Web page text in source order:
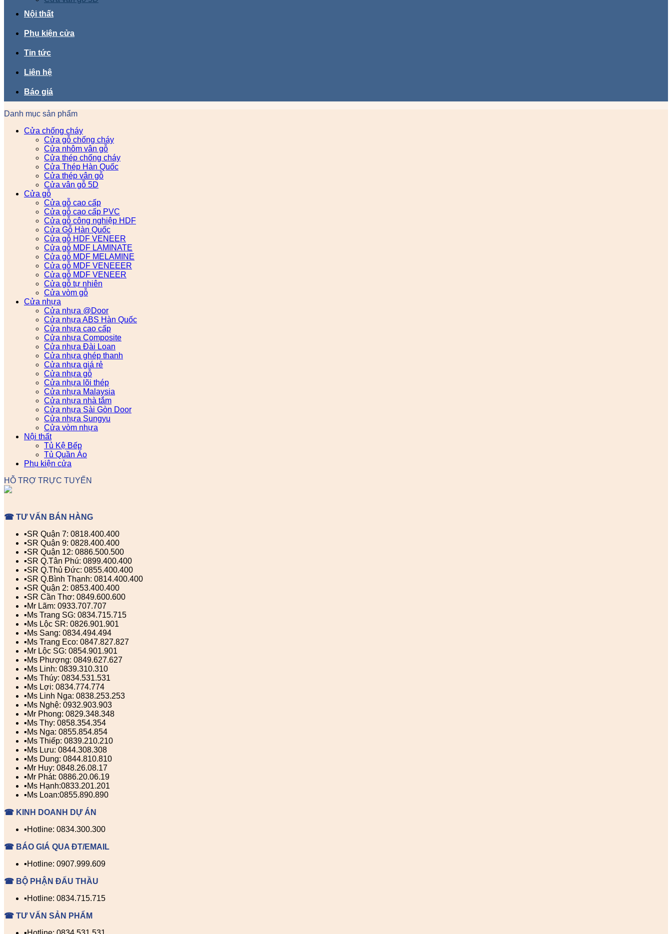
Nội thất
Phụ kiện cửa
Tin tức
Liên hệ
Báo giá
Danh mục sản phẩm
Cửa chống cháy
Cửa gỗ chống cháy
Cửa nhôm vân gỗ
Cửa thép chống cháy
Cửa Thép Hàn Quốc
Cửa thép vân gỗ
Cửa vân gỗ 5D
Cửa gỗ
Cửa gỗ cao cấp
Cửa gỗ cao cấp PVC
Cửa gỗ công nghiệp HDF
Cửa Gỗ Hàn Quốc
Cửa gỗ HDF VENEER
Cửa gỗ MDF LAMINATE
Cửa gỗ MDF MELAMINE
Cửa gỗ MDF VENEEER
Cửa gỗ MDF VENEER
Cửa gỗ tự nhiên
Cửa vòm gỗ
Cửa nhựa
Cửa nhựa @Door
Cửa nhựa ABS Hàn Quốc
Cửa nhựa cao cấp
Cửa nhựa Composite
Cửa nhựa Đài Loan
Cửa nhựa ghép thanh
Cửa nhựa giá rẻ
Cửa nhựa gỗ
Cửa nhựa lõi thép
Cửa nhựa Malaysia
Cửa nhựa nhà tắm
Cửa nhựa Sài Gòn Door
Cửa nhựa Sungyu
Cửa vòm nhựa
Nội thất
Tủ Kệ Bếp
Tủ Quần Áo
Phụ kiện cửa
HỖ TRỢ TRỰC TUYẾN
☎ TƯ VẤN BÁN HÀNG
▪️SR Quận 7: 0818.400.400
▪️SR Quận 9: 0828.400.400
▪️SR Quận 12: 0886.500.500
▪️SR Q.Tân Phú: 0899.400.400
▪️SR Q.Thủ Đức: 0855.400.400
▪️SR Q.Bình Thạnh: 0814.400.400
▪️SR Quận 2: 0853.400.400
▪️SR Cần Thơ: 0849.600.600
▪️Mr Lãm: 0933.707.707
▪️Ms Trang SG: 0834.715.715
▪️Ms Lộc SR: 0826.901.901
▪️Ms Sang: 0834.494.494
▪️Ms Trang Eco: 0847.827.827
▪️Mr Lộc SG: 0854.901.901
▪️Ms Phượng: 0849.627.627
▪️Ms Linh: 0839.310.310
▪️Ms Thúy: 0834.531.531
▪️Ms Lợi: 0834.774.774
▪️Ms Linh Nga: 0838.253.253
▪️Ms Nghệ: 0932.903.903
▪️Mr Phong: 0829.348.348
▪️Ms Thy: 0858.354.354
▪️Ms Nga: 0855.854.854
▪️Ms Thiếp: 0839.210.210
▪️Ms Lưu: 0844.308.308
▪️Ms Dung: 0844.810.810
▪️Mr Huy: 0848.26.08.17
▪️Mr Phát: 0886.20.06.19
▪️Ms Hạnh:0833.201.201
▪️Ms Loan:0855.890.890
☎ KINH DOANH DỰ ÁN
▪️Hotline: 0834.300.300
☎ BÁO GIÁ QUA ĐT/EMAIL
▪️Hotline: 0907.999.609
☎ BỘ PHẬN ĐẤU THẦU
▪️Hotline: 0834.715.715
☎ TƯ VẤN SẢN PHẨM